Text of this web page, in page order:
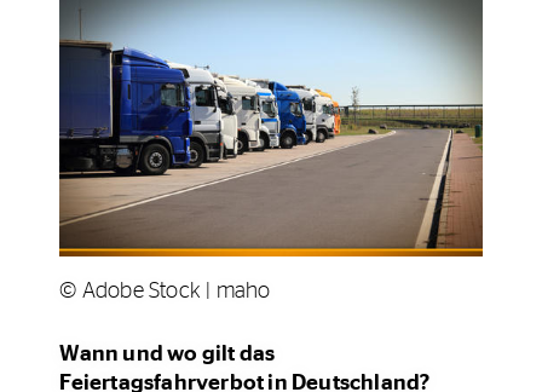
© Adobe Stock | maho
Wann und wo gilt das
Feiertagsfahrverbot in Deutschland?